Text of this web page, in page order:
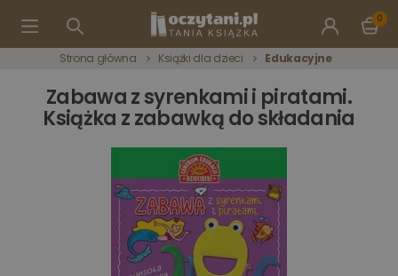
0
Strona główna Książki dla dzieci Edukacyjne
Zabawa z syrenkami i piratami.
Książka z zabawką do składania